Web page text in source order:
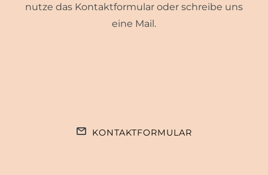
nutze das Kontaktformular oder schreibe uns
eine Mail.
KONTAKTFORMULAR